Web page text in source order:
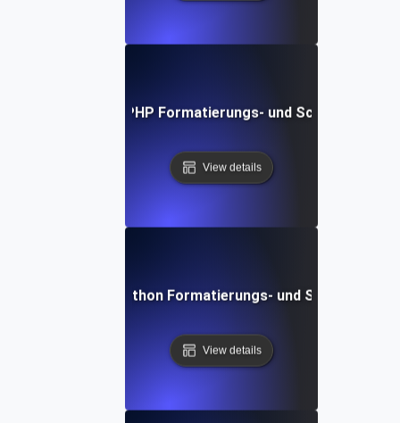
Kostenloses PHP Formatierungs- und Schönheits-
View details
Kostenloses Python Formatierungs- und Schönheits-
View details